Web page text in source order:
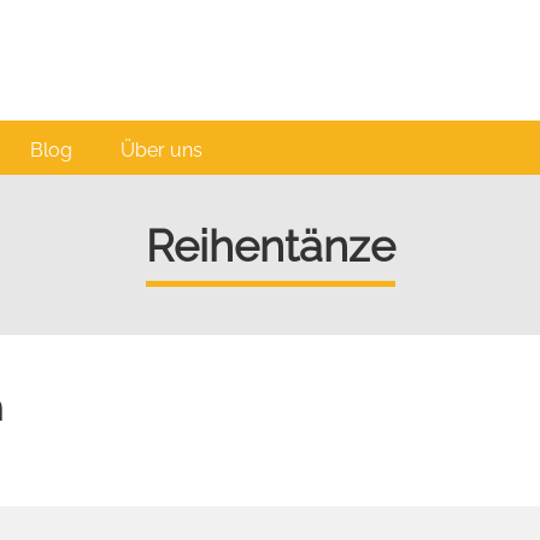
Blog Über uns
Reihentänze